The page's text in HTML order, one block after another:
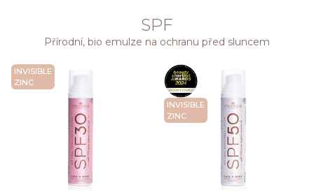
SPF
Přírodní, bio emulze na ochranu před sluncem
INVISIBLE
ZINC
INVISIBLE
ZINC